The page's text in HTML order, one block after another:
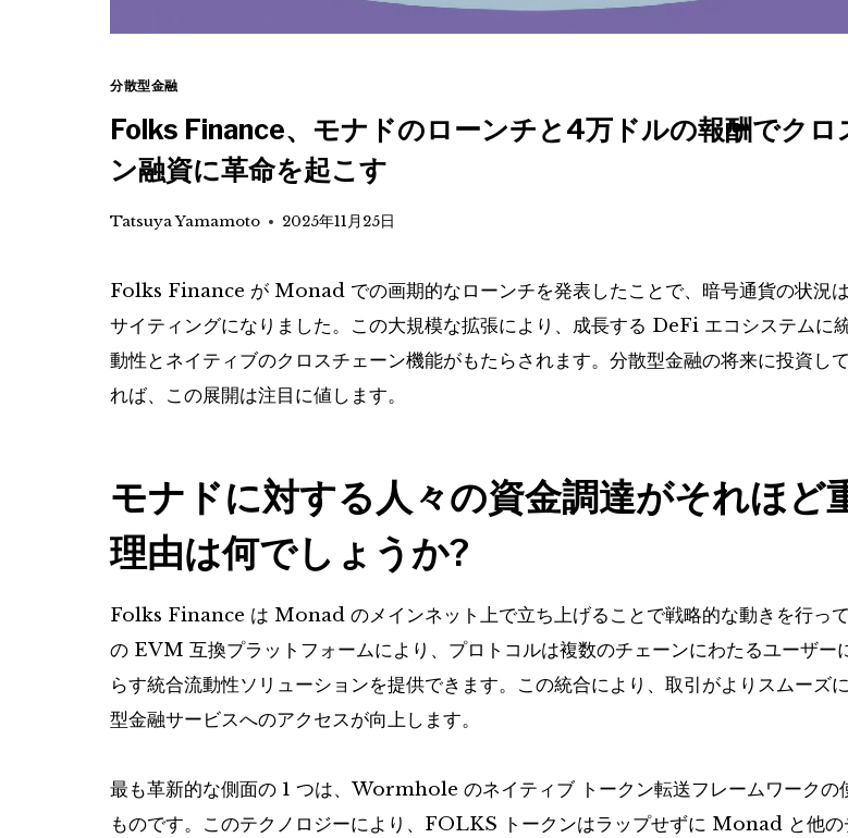
分散型金融
Folks Finance、モナドのローンチと4万ドルの報酬でクロ
ン融資に革命を起こす
Tatsuya Yamamoto 2025年11月25日
Folks Finance が Monad での画期的なローンチを発表したことで、暗号通貨の状況
サイティングになりました。この大規模な拡張により、成長する DeFi エコシステムに
動性とネイティブのクロスチェーン機能がもたらされます。分散型金融の将来に投資し
れば、この展開は注目に値します。
モナドに対する人々の資金調達がそれほど
理由は何でしょうか?
Folks Finance は Monad のメインネット上で立ち上げることで戦略的な動きを行っ
の EVM 互換プラットフォームにより、プロトコルは複数のチェーンにわたるユーザー
らす統合流動性ソリューションを提供できます。この統合により、取引がよりスムーズ
型金融サービスへのアクセスが向上します。
最も革新的な側面の 1 つは、Wormhole のネイティブ トークン転送フレームワークの
ものです。このテクノロジーにより、FOLKS トークンはラップせずに Monad と他の